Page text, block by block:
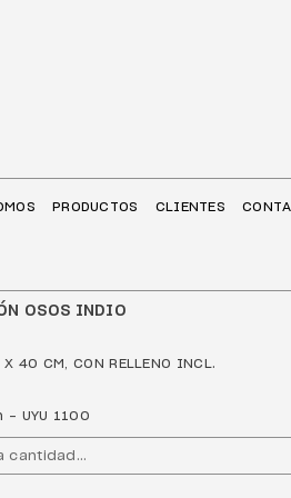
PRODUCTOS CLIENTES
OSOS INDIO
40 CM, CON RELLENO INCL.
- UYU 1100